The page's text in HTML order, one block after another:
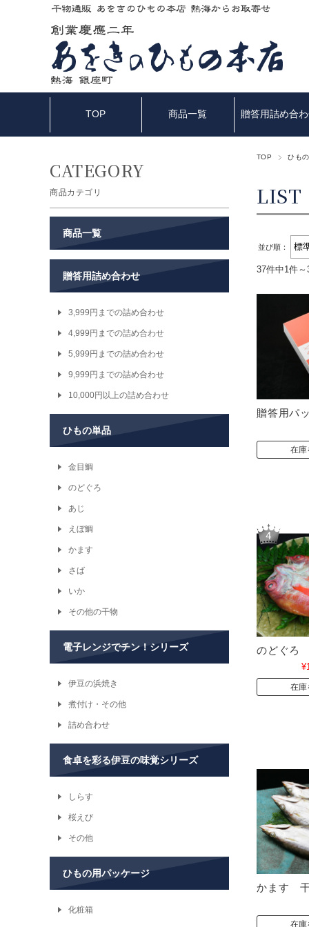
TOP 商品一覧 贈答用詰め合
TOP ひも
並び順：
37件中1件
贈答用パ
在庫
のどぐろ
在庫
かます
在庫
商品カテゴリ
商品一覧
贈答用詰め合わせ
3,999円までの詰め合わせ
4,999円までの詰め合わせ
5,999円までの詰め合わせ
9,999円までの詰め合わせ
10,000円以上の詰め合わせ
ひもの単品
金目鯛
のどぐろ
あじ
えぼ鯛
かます
さば
いか
その他の干物
電子レンジでチン！シリーズ
伊豆の浜焼き
煮付け・その他
詰め合わせ
食卓を彩る伊豆の味覚シリーズ
しらす
桜えび
その他
ひもの用パッケージ
化粧箱